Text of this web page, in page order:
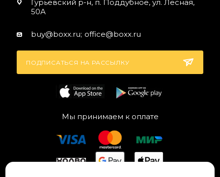
Гурьевский р-н, п. Поддубное, ул. Лесная,
50А
buy@boxx.ru; office@boxx.ru
ПОДПИСАТЬСЯ НА РАССЫЛКУ
Мы принимаем к оплате